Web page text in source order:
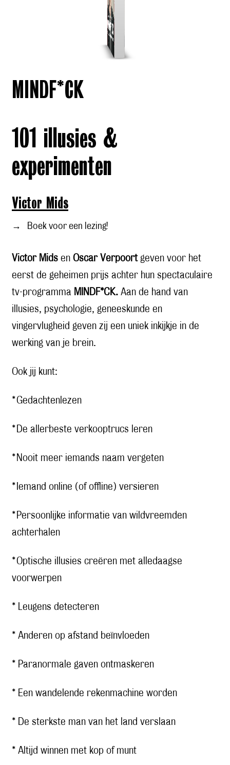
MINDF*CK
101 illusies &
experimenten
Victor Mids
→ Boek voor een lezing!
Victor Mids en Oscar Verpoort geven voor het
eerst de geheimen prijs achter hun spectaculaire
tv-programma MINDF*CK. Aan de hand van
illusies, psychologie, geneeskunde en
vingervlugheid geven zij een uniek inkijkje in de
werking van je brein.
Ook jij kunt:
* Gedachtenlezen
* De allerbeste verkooptrucs leren
* Nooit meer iemands naam vergeten
* Iemand online (of offline) versieren
* Persoonlijke informatie van wildvreemden
achterhalen
* Optische illusies creëren met alledaagse
voorwerpen
* Leugens detecteren
* Anderen op afstand beïnvloeden
* Paranormale gaven ontmaskeren
* Een wandelende rekenmachine worden
* De sterkste man van het land verslaan
* Altijd winnen met kop of munt